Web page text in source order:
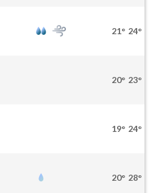
21° 24°
20° 23°
19° 24°
20° 28°